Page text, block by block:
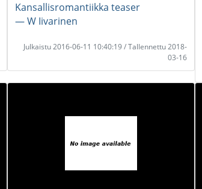
Kansallisromantiikka teaser
― W Iivarinen
Julkaistu 2016-06-11 10:40:19 / Tallennettu 2018-
03-16